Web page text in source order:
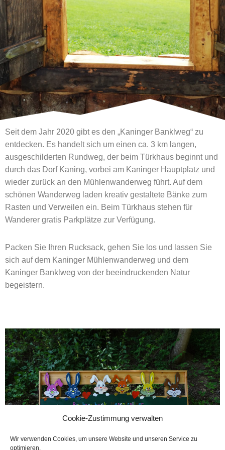
Cookie-Zustimmung verwalten
Wir verwenden Cookies, um unsere Website und unseren Service zu
optimieren.
Seit dem Jahr 2020 gibt es den „Kaninger Banklweg“ zu
entdecken. Es handelt sich um einen ca. 3 km langen,
ausgeschilderten Rundweg, der beim Türkhaus beginnt und
durch das Dorf Kaning, vorbei am Kaninger Hauptplatz und
wieder zurück an den Mühlenwanderweg führt. Auf dem
schönen Wanderweg laden kreativ gestaltete Bänke zum
Rasten und Verweilen ein. Beim Türkhaus stehen für
Wanderer gratis Parkplätze zur Verfügung.
Packen Sie Ihren Rucksack, gehen Sie los und lassen Sie
sich auf dem Kaninger Mühlenwanderweg und dem
Kaninger Banklweg von der beeindruckenden Natur
begeistern.